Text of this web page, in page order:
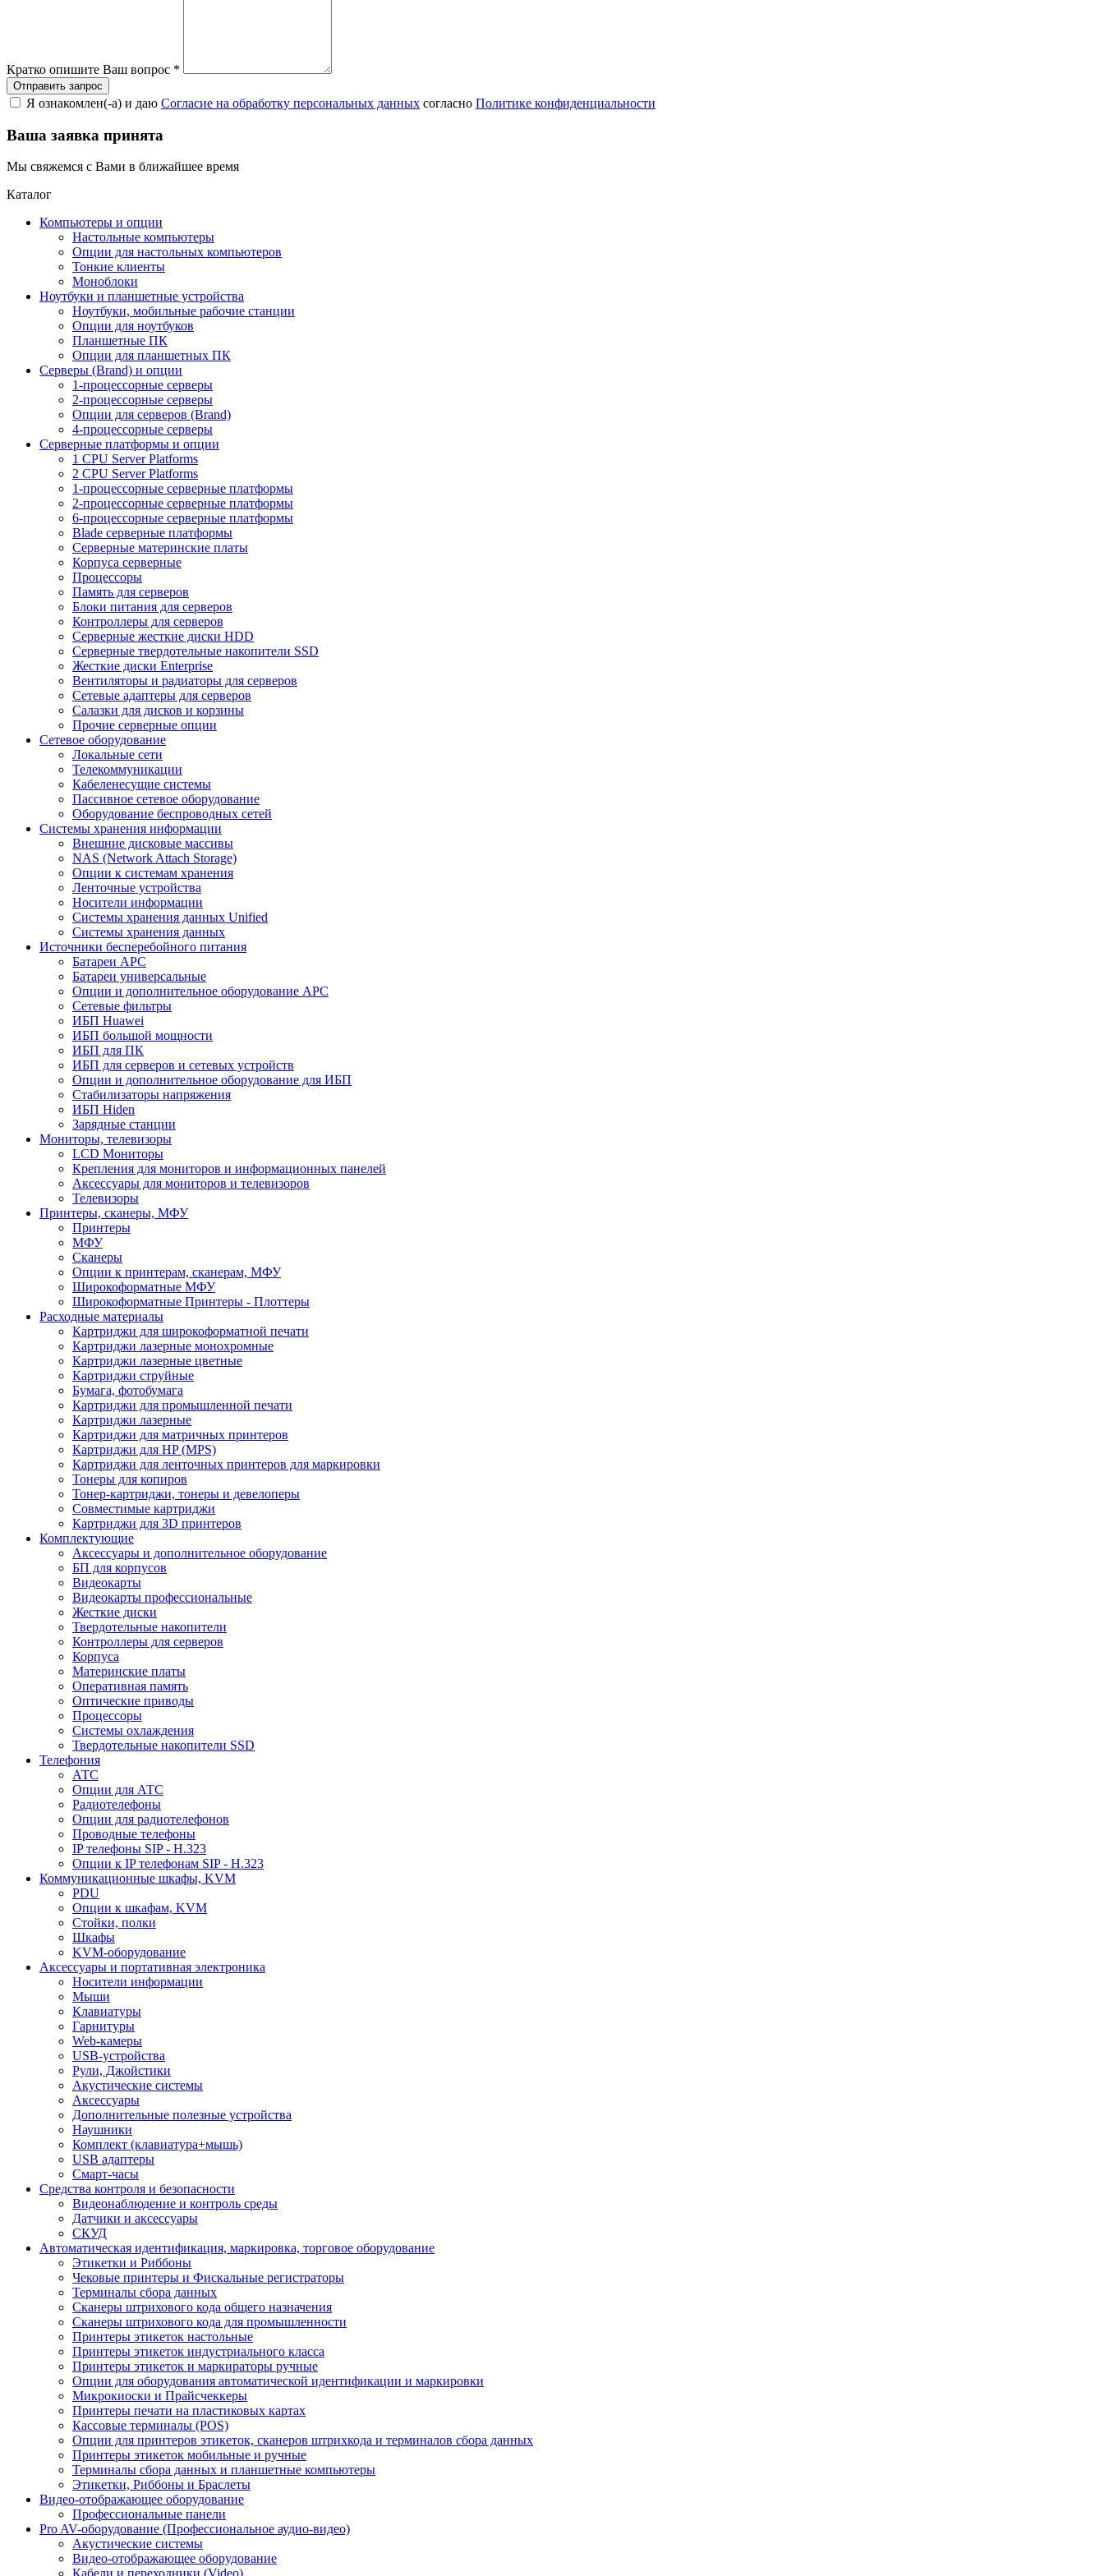
Кратко опишите Ваш вопрос *
Я ознакомлен(-а) и даю Согласие на обработку персональных данных согласно Политике конфиденциальности
Ваша заявка принята
Мы свяжемся с Вами в ближайшее время
Каталог
Компьютеры и опции
Настольные компьютеры
Опции для настольных компьютеров
Тонкие клиенты
Моноблоки
Ноутбуки и планшетные устройства
Ноутбуки, мобильные рабочие станции
Опции для ноутбуков
Планшетные ПК
Опции для планшетных ПК
Серверы (Brand) и опции
1-процессорные серверы
2-процессорные серверы
Опции для серверов (Brand)
4-процессорные серверы
Серверные платформы и опции
1 CPU Server Platforms
2 CPU Server Platforms
1-процессорные серверные платформы
2-процессорные серверные платформы
6-процессорные серверные платформы
Blade серверные платформы
Серверные материнские платы
Корпуса серверные
Процессоры
Память для серверов
Блоки питания для серверов
Контроллеры для серверов
Серверные жесткие диски HDD
Серверные твердотельные накопители SSD
Жесткие диски Enterprise
Вентиляторы и радиаторы для серверов
Сетевые адаптеры для серверов
Салазки для дисков и корзины
Прочие серверные опции
Сетевое оборудование
Локальные сети
Телекоммуникации
Кабеленесущие системы
Пассивное сетевое оборудование
Оборудование беспроводных сетей
Системы хранения информации
Внешние дисковые массивы
NAS (Network Attach Storage)
Опции к системам хранения
Ленточные устройства
Носители информации
Системы хранения данных Unified
Системы хранения данных
Источники бесперебойного питания
Батареи APC
Батареи универсальные
Опции и дополнительное оборудование АРС
Сетевые фильтры
ИБП Huawei
ИБП большой мощности
ИБП для ПК
ИБП для серверов и сетевых устройств
Опции и дополнительное оборудование для ИБП
Стабилизаторы напряжения
ИБП Hiden
Зарядные станции
Мониторы, телевизоры
LCD Мониторы
Крепления для мониторов и информационных панелей
Аксессуары для мониторов и телевизоров
Телевизоры
Принтеры, сканеры, МФУ
Принтеры
МФУ
Сканеры
Опции к принтерам, сканерам, МФУ
Широкоформатные МФУ
Широкоформатные Принтеры - Плоттеры
Расходные материалы
Картриджи для широкоформатной печати
Картриджи лазерные монохромные
Картриджи лазерные цветные
Картриджи струйные
Бумага, фотобумага
Картриджи для промышленной печати
Картриджи лазерные
Картриджи для матричных принтеров
Картриджи для HP (MPS)
Картриджи для ленточных принтеров для маркировки
Тонеры для копиров
Тонер-картриджи, тонеры и девелоперы
Совместимые картриджи
Картриджи для 3D принтеров
Комплектующие
Аксессуары и дополнительное оборудование
БП для корпусов
Видеокарты
Видеокарты профессиональные
Жесткие диски
Твердотельные накопители
Контроллеры для серверов
Корпуса
Материнские платы
Оперативная память
Оптические приводы
Процессоры
Системы охлаждения
Твердотельные накопители SSD
Телефония
АТС
Опции для АТС
Радиотелефоны
Опции для радиотелефонов
Проводные телефоны
IP телефоны SIP - H.323
Опции к IP телефонам SIP - H.323
Коммуникационные шкафы, KVM
PDU
Опции к шкафам, KVM
Стойки, полки
Шкафы
KVM-оборудование
Аксессуары и портативная электроника
Носители информации
Мыши
Клавиатуры
Гарнитуры
Web-камеры
USB-устройства
Рули, Джойстики
Акустические системы
Аксессуары
Дополнительные полезные устройства
Наушники
Комплект (клавиатура+мышь)
USB адаптеры
Смарт-часы
Средства контроля и безопасности
Видеонаблюдение и контроль среды
Датчики и аксессуары
СКУД
Автоматическая идентификация, маркировка, торговое оборудование
Этикетки и Риббоны
Чековые принтеры и Фискальные регистраторы
Терминалы сбора данных
Сканеры штрихового кода общего назначения
Сканеры штрихового кода для промышленности
Принтеры этикеток настольные
Принтеры этикеток индустриального класса
Принтеры этикеток и маркираторы ручные
Опции для оборудования автоматической идентификации и маркировки
Микрокиоски и Прайсчеккеры
Принтеры печати на пластиковых картах
Кассовые терминалы (POS)
Опции для принтеров этикеток, сканеров штрихкода и терминалов сбора данных
Принтеры этикеток мобильные и ручные
Терминалы сбора данных и планшетные компьютеры
Этикетки, Риббоны и Браслеты
Видео-отображающее оборудование
Профессиональные панели
Pro AV-оборудование (Профессиональное аудио-видео)
Акустические системы
Видео-отображающее оборудование